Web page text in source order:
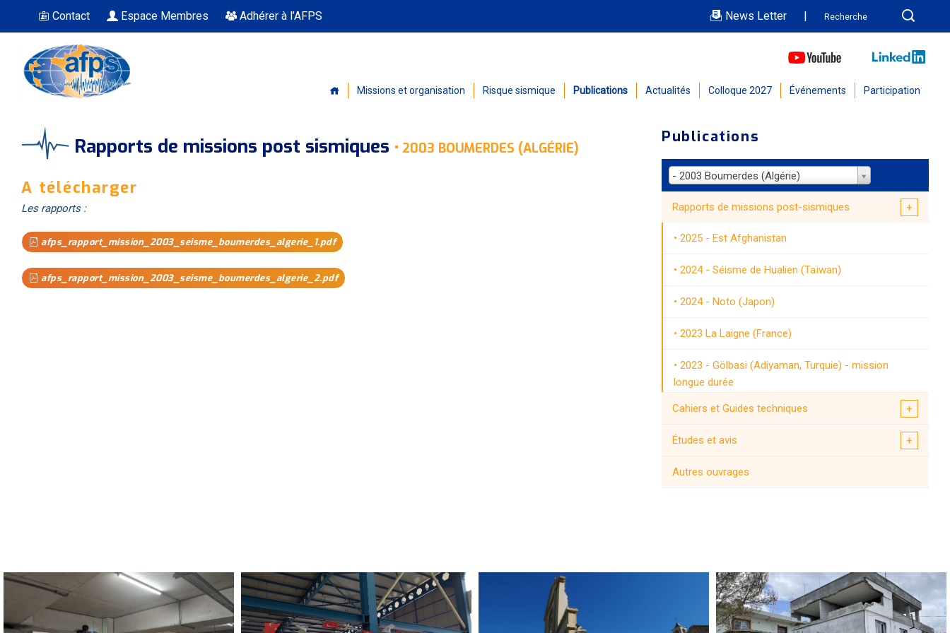
Contact Espace Membres Adhérer à l’AFPS News Letter |
Missions et organisation Risque sismique Publications Actualités Colloque 2027 Événements Participation
Vous êtes ici
Rapports de missions post sismiques • 2003 BOUMERDES (ALGÉRIE)
A télécharger
Les rapports :
afps_rapport_mission_2003_seisme_boumerdes_algerie_1.pdf
afps_rapport_mission_2003_seisme_boumerdes_algerie_2.pdf
Publications
- 2003 Boumerdes (Algérie)
Rapports de missions post-sismiques
2025 - Est Afghanistan
2024 - Séisme de Hualien (Taïwan)
2024 - Noto (Japon)
2023 La Laigne (France)
2023 - Gölbasi (Adiyaman, Turquie) - mission
longue durée
2023 Kahramanmaras (Turquie)
2022 Cianjur (Indonésie)
2019 Le Teil (France)
2017 Mexico
2016 Amatrice (Italie)
Cahiers et Guides techniques
Études et avis
Autres ouvrages